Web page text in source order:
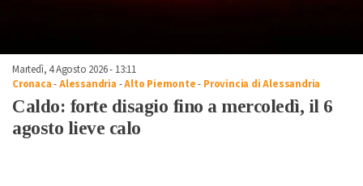
Martedì, 4 Agosto 2026 - 13:11
Cronaca-Alessandria -Alto Piemonte- Provincia di Alessandria
Caldo: forte disagio fino a mercoledì, il 6
agosto lieve calo